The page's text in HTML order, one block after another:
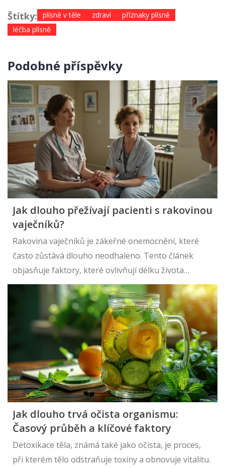
Štítky: plísně v těle zdraví
příznaky plísně
léčba plísně
Podobné příspěvky
Jak dlouho přežívají pacienti s rakovinou
vaječníků?
Rakovina vaječníků je zákeřné onemocnění, které
často zůstává dlouho neodhaleno. Tento článek
objasňuje faktory, které ovlivňují délku života
pacientů s touto diagnózou, a nabízí praktické rady
pro lepší zvládání nemoci.
Jak dlouho trvá očista organismu:
Časový průběh a klíčové faktory
Detoxikace těla, známá také jako očista, je proces,
při kterém tělo odstraňuje toxiny a obnovuje vitalitu.